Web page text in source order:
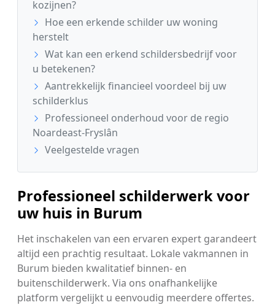
kozijnen?
Hoe een erkende schilder uw woning
herstelt
Wat kan een erkend schildersbedrijf voor
u betekenen?
Aantrekkelijk financieel voordeel bij uw
schilderklus
Professioneel onderhoud voor de regio
Noardeast-Fryslân
Veelgestelde vragen
Professioneel schilderwerk voor
uw huis in Burum
Het inschakelen van een ervaren expert garandeert
altijd een prachtig resultaat. Lokale vakmannen in
Burum bieden kwalitatief binnen- en
buitenschilderwerk. Via ons onafhankelijke
platform vergelijkt u eenvoudig meerdere offertes.